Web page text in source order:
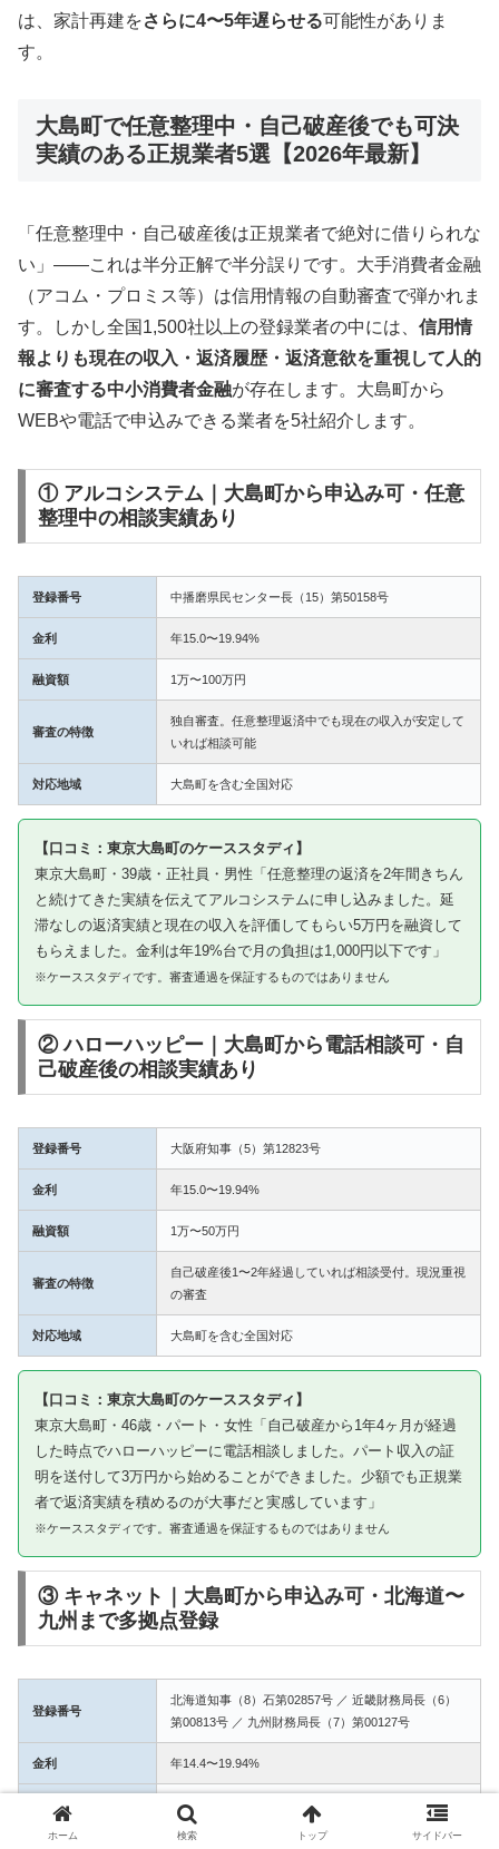
は、家計再建をさらに4〜5年遅らせる可能性がありま
す。
大島町で任意整理中・自己破産後でも可決
実績のある正規業者5選【2026年最新】
「任意整理中・自己破産後は正規業者で絶対に借りられな
い」——これは半分正解で半分誤りです。大手消費者金融
（アコム・プロミス等）は信用情報の自動審査で弾かれま
す。しかし全国1,500社以上の登録業者の中には、 信用情
報よりも現在の収入・返済履歴・返済意欲を重視して人的
に審査する中小消費者金融が存在します。大島町から
WEBや電話で申込みできる業者を5社紹介します。
① アルコシステム｜大島町から申込み可・任意
整理中の相談実績あり
登録番号 中播磨県民センター長（15）第50158号
金利 年15.0〜19.94%
融資額 1万〜100万円
審査の特徴
独自審査。任意整理返済中でも現在の収入が安定して
いれば相談可能
対応地域 大島町を含む全国対応
【口コミ：東京大島町のケーススタディ】
東京大島町・39歳・正社員・男性「任意整理の返済を2年間きちん
と続けてきた実績を伝えてアルコシステムに申し込みました。延
滞なしの返済実績と現在の収入を評価してもらい5万円を融資して
もらえました。金利は年19%台で月の負担は1,000円以下です」
※ケーススタディです。審査通過を保証するものではありません
② ハローハッピー｜大島町から電話相談可・自
己破産後の相談実績あり
登録番号 大阪府知事（5）第12823号
金利 年15.0〜19.94%
融資額 1万〜50万円
審査の特徴
自己破産後1〜2年経過していれば相談受付。現況重視
の審査
対応地域 大島町を含む全国対応
【口コミ：東京大島町のケーススタディ】
東京大島町・46歳・パート・女性「自己破産から1年4ヶ月が経過
した時点でハローハッピーに電話相談しました。パート収入の証
明を送付して3万円から始めることができました。少額でも正規業
者で返済実績を積めるのが大事だと実感しています」
※ケーススタディです。審査通過を保証するものではありません
③ キャネット｜大島町から申込み可・北海道〜
九州まで多拠点登録
登録番号
北海道知事（8）石第02857号 ／ 近畿財務局長（6）
第00813号 ／ 九州財務局長（7）第00127号
金利 年14.4〜19.94%
融資額 1万〜50万円
ホーム 検索 トップ サイドバー